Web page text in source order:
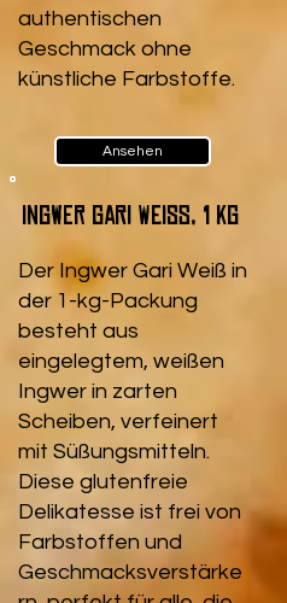
authentischen
Geschmack ohne
künstliche Farbstoffe.
Ansehen
Ingwer Gari Weiß, 1 kg
Der Ingwer Gari Weiß in
der 1-kg-Packung
besteht aus
eingelegtem, weißen
Ingwer in zarten
Scheiben, verfeinert
mit Süßungsmitteln.
Diese glutenfreie
Delikatesse ist frei von
Farbstoffen und
Geschmacksverstärke